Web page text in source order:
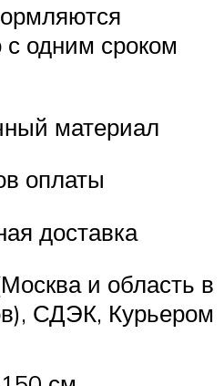
с одним сроком
материал
оплаты
доставка
и область в
СДЭК, Курьером